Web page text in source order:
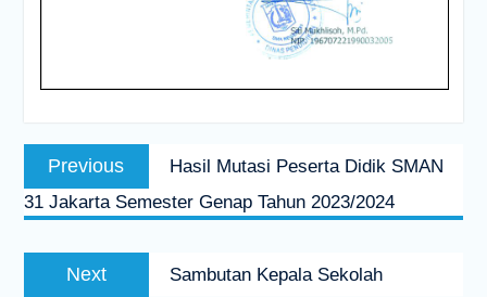
Navigasi
posPrevious
post:
Hasil Mutasi Peserta Didik SMAN
31 Jakarta Semester Genap Tahun 2023/2024
Next
post:
Sambutan Kepala Sekolah